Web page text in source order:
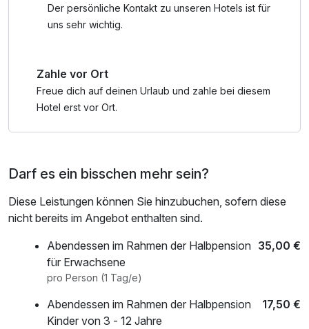
Weitere Wellnessleistungen können gern dazu gebucht
werden.
Der persönliche Kontakt zu unseren Hotels ist für
uns sehr wichtig.
Zahle vor Ort
Freue dich auf deinen Urlaub und zahle bei diesem
Hotel erst vor Ort.
Darf es ein bisschen mehr sein?
Diese Leistungen können Sie hinzubuchen, sofern diese
nicht bereits im Angebot enthalten sind.
Abendessen im Rahmen der Halbpension
für Erwachsene
35,00 €
pro Person (1 Tag/e)
Abendessen im Rahmen der Halbpension
Kinder von 3 - 12 Jahre
17,50 €